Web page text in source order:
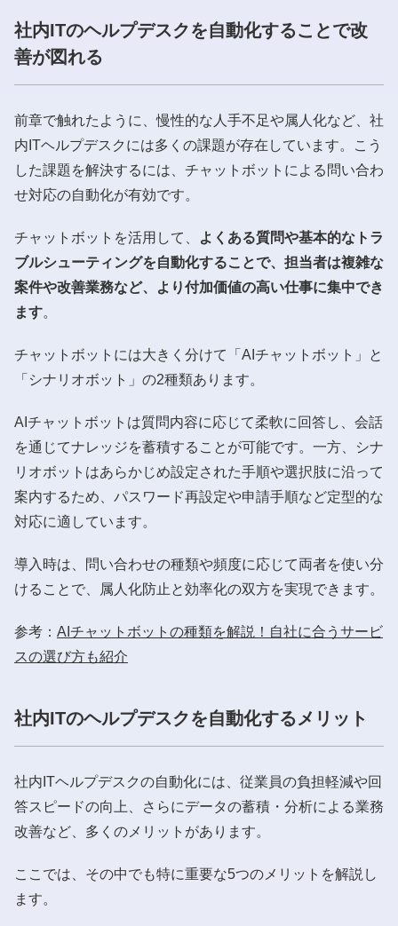
社内ITのヘルプデスクを自動化することで改
善が図れる
前章で触れたように、慢性的な人手不足や属人化など、社
内ITヘルプデスクには多くの課題が存在しています。こう
した課題を解決するには、チャットボットによる問い合わ
せ対応の自動化が有効です。
チャットボットを活用して、
よくある質問や基本的なトラ
ブルシューティングを自動化することで、担当者は複雑な
案件や改善業務など、より付加価値の高い仕事に集中でき
ます。
チャットボットには大きく分けて「AIチャットボット」と
「シナリオボット」の2種類あります。
AIチャットボットは質問内容に応じて柔軟に回答し、会話
を通じてナレッジを蓄積することが可能です。一方、シナ
リオボットはあらかじめ設定された手順や選択肢に沿って
案内するため、パスワード再設定や申請手順など定型的な
対応に適しています。
導入時は、問い合わせの種類や頻度に応じて両者を使い分
けることで、属人化防止と効率化の双方を実現できます。
参考： AIチャットボットの種類を解説！自社に合うサービ
スの選び方も紹介
社内ITのヘルプデスクを自動化するメリット
社内ITヘルプデスクの自動化には、従業員の負担軽減や回
答スピードの向上、さらにデータの蓄積・分析による業務
改善など、多くのメリットがあります。
ここでは、その中でも特に重要な5つのメリットを解説し
ます。